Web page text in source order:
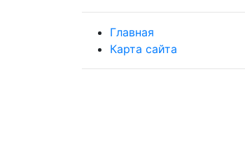
Главная
Карта сайта